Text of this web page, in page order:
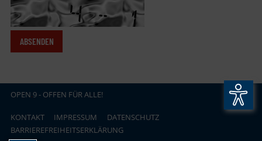
OPEN.9 - OFFEN FÜR ALLE!
KONTAKT IMPRESSUM
DATENSCHUTZ
BARRIEREFREIHEITSERKLÄRUNG